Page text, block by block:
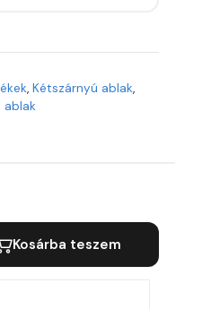
, Kétszárnyú ablak,
ablak
Kosárba teszem